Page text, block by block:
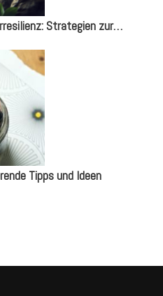
Strategien zur…
Tipps und Ideen